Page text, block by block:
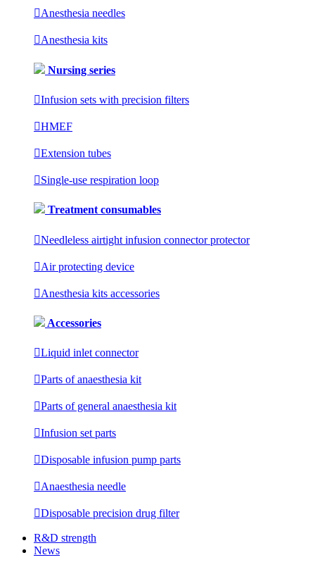
Anesthesia needles
Anesthesia kits
Nursing series
Infusion sets with precision filters
HMEF
Extension tubes
Single-use respiration loop
Treatment consumables
Needleless airtight infusion connector protector
Air protecting device
Anesthesia kits accessories
Accessories
Liquid inlet connector
Parts of anaesthesia kit
Parts of general anaesthesia kit
Infusion set parts
Disposable infusion pump parts
Anaesthesia needle
Disposable precision drug filter
R&D strength
News